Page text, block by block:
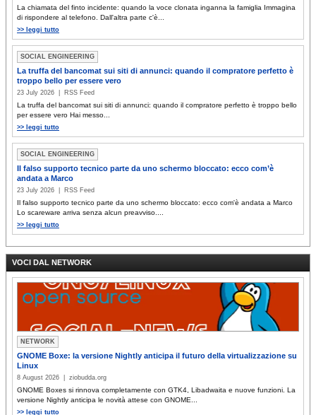
La chiamata del finto incidente: quando la voce clonata inganna la famiglia Immagina
di rispondere al telefono. Dall'altra parte c'è...
>> leggi tutto
SOCIAL ENGINEERING
La truffa del bancomat sui siti di annunci: quando il compratore perfetto è
troppo bello per essere vero
23 July 2026 | RSS Feed
La truffa del bancomat sui siti di annunci: quando il compratore perfetto è troppo bello
per essere vero Hai messo...
>> leggi tutto
SOCIAL ENGINEERING
Il falso supporto tecnico parte da uno schermo bloccato: ecco com’è
andata a Marco
23 July 2026 | RSS Feed
Il falso supporto tecnico parte da uno schermo bloccato: ecco com'è andata a Marco
Lo scareware arriva senza alcun preavviso....
>> leggi tutto
VOCI DAL NETWORK
NETWORK
GNOME Boxe: la versione Nightly anticipa il futuro della virtualizzazione su
Linux
8 August 2026 | ziobudda.org
GNOME Boxes si rinnova completamente con GTK4, Libadwaita e nuove funzioni. La
versione Nightly anticipa le novità attese con GNOME...
>> leggi tutto